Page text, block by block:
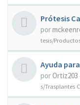
Prótesis
por
tesis/
Ayuda
porOrtiz203
s/Trasplantes